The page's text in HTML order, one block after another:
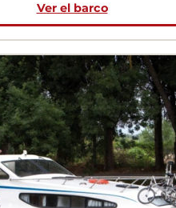
Ver el barco